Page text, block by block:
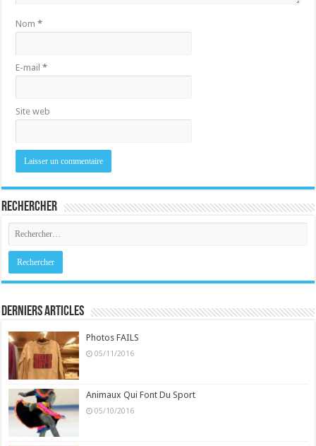
Nom*
E-mail*
Site web
Rechercher
Derniers Articles
Photos FAILS
05/11/2016
Animaux Qui Font Du Sport
05/10/2016